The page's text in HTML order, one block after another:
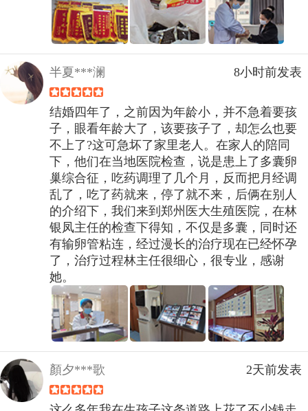
半夏***澜 8小时前发表
结婚四年了，之前因为年龄小，并不急着要孩
子，眼看年龄大了，该要孩子了，却怎么也要
不上了?这可急坏了家里老人。在家人的陪同
下，他们在当地医院检查，说是患上了多囊卵
巢综合征，吃药调理了几个月，反而把月经调
乱了，吃了药就来，停了就不来，后俩在别人
的介绍下，我们来到郑州医大生殖医院，在林
银凤主任的检查下得知，不仅是多囊，同时还
有输卵管粘连，经过漫长的治疗现在已经怀孕
了，治疗过程林主任很细心，很专业，感谢
她。
顏夕***歌 2天前发表